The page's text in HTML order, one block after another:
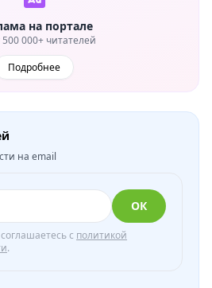
на портале
000+ читателей
Подробнее
на email
ОК
с политикой
.